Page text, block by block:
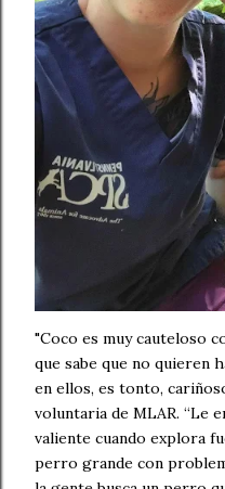
"Coco es muy cauteloso
que sabe que no quieren
en ellos, es tonto,
voluntaria de MLAR. “Le
valiente cuando explora
perro grande con